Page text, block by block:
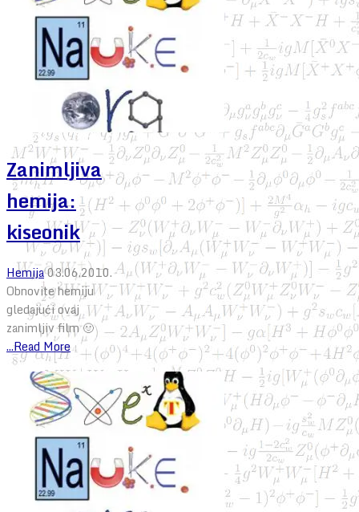
Zanimljiva
hemija:
kiseonik
Hemija03.06.2010.
Obnovite hemiju
gledajući ovaj
zanimljiv film 🙂
...Read More